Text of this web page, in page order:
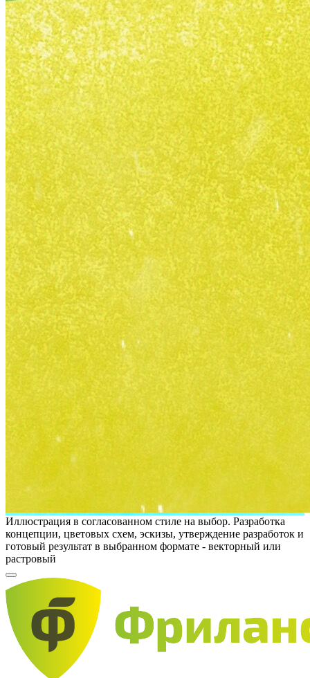
Иллюстрация в согласованном стиле на выбор. Разработка
концепции, цветовых схем, эскизы, утверждение разработок и
готовый результат в выбранном формате - векторный или
растровый